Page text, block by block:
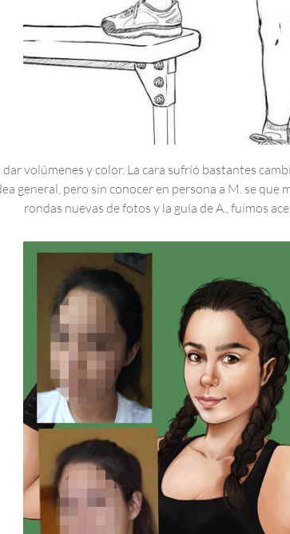
dar volúmenes y color. La cara sufríó bastantes
general, pero sin conocer en persona a M. se que
rondas nuevas de fotos y la guía de A., fuimos